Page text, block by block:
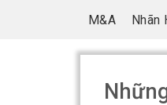
M&A Nhãn